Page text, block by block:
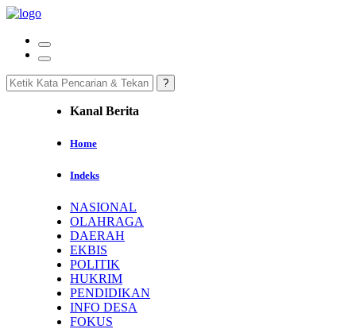
Kanal Berita
Home
Indeks
NASIONAL
OLAHRAGA
DAERAH
EKBIS
POLITIK
HUKRIM
PENDIDIKAN
INFO DESA
FOKUS